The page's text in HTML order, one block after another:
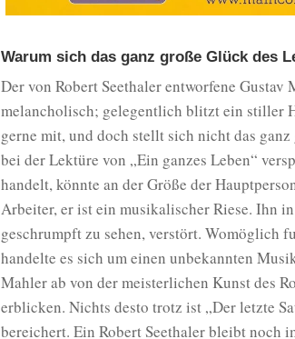
Warum sich das ganz große Glück des
Der von Robert Seethaler entworfene
melancholisch; gelegentlich blitzt ein stiller
gerne mit, und doch stellt sich nicht das
bei der Lektüre von „Ein ganzes Leben“
handelt, könnte an der Größe der
Arbeiter, er ist ein musikalischer Riese. Ihn
geschrumpft zu sehen, verstört. Womöglich
handelte es sich um einen unbekannten
Mahler ab von der meisterlichen Kunst des
erblicken. Nichts desto trotz ist „Der letzte
bereichert. Ein Robert Seethaler bleibt noch